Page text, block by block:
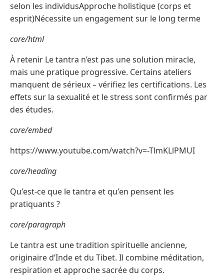
selon les individusApproche holistique (corps et
esprit)Nécessite un engagement sur le long terme
core/html
À retenir Le tantra n’est pas une solution miracle,
mais une pratique progressive. Certains ateliers
manquent de sérieux – vérifiez les certifications. Les
effets sur la sexualité et le stress sont confirmés par
des études.
core/embed
https://www.youtube.com/watch?v=-TlmKLlPMUI
core/heading
Qu'est-ce que le tantra et qu'en pensent les
pratiquants ?
core/paragraph
Le tantra est une tradition spirituelle ancienne,
originaire d’Inde et du Tibet. Il combine méditation,
respiration et approche sacrée du corps.